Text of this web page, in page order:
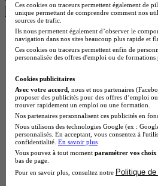
les plus recherchés
BTS Esf en alternance
BTS Dietetique en alternance
BTS Mco en alternance
BTS Sp3s en alternance
Master CCA en alternance
BTS Ndrc en alternance
BTS Sam en alternance
Cap Fleuriste en alternance
BTS Sio en alternance
MSc Marketing Digital en
BTS Gpme en alternance
Cap Electricien en alternance
BTS Gpn en alternance
Ces cookies ou traceurs permettent également de
unique permettant de comprendre comment nos
sources de trafic.
Ils nous permettent également d’observer le
navigation dans nos sites beaucoup plus rapide et
Ces cookies ou traceurs permettent enfin de
personnalisée des offres d'emploi ou de formations
Cookies publicitaires
Avec votre accord , nous et nos partenaires
proposer des publicités pour des offres d’emploi
trouver rapidement un emploi ou une formation.
Nos partenaires personnalisent ces publicités en
Nous utilisons des technologies Google (ex :
personnalisés. En acceptant, vous consentez à
confidentialité. En savoir plus
Vous pouvez à tout moment paramétrer vos choix
bas de page.
Pour en savoir plus, consultez notre Politique